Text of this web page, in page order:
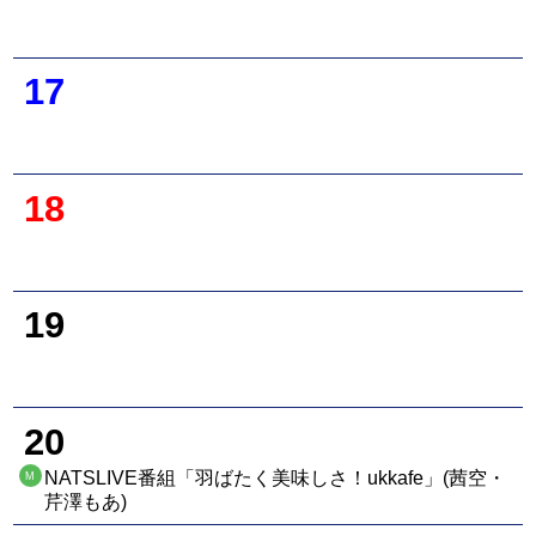
17
18
19
20
M
NATSLIVE番組「羽ばたく美味しさ！ukkafe」(茜空・
芹澤もあ)